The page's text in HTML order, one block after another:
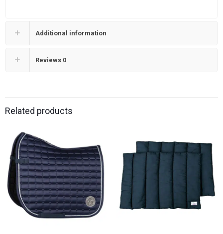
Additional information
Reviews 0
Related products